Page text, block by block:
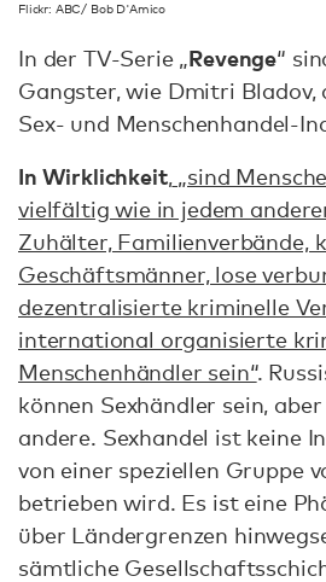
Flickr: ABC/ Bob D'Amico
In der TV-Serie „Revenge“
Gangster, wie Dmitri Bladov,
Sex- und Menschenhandel-
In Wirklichkeit,„sind
vielfältig wie in jedem
Zuhälter, Familienverbände,
Geschäftsmänner, lose
dezentralisierte kriminelle
international organisierte
Menschenhändler sein“.
können Sexhändler sein,
andere. Sexhandel ist keine
von einer speziellen Gruppe
betrieben wird. Es ist eine
über Ländergrenzen
sämtliche